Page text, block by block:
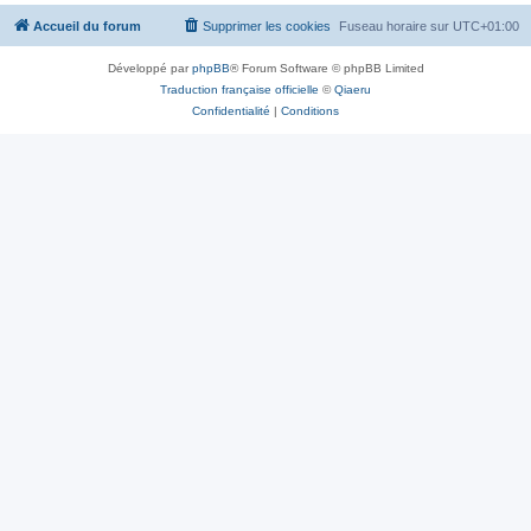
Accueil du forum Fuseau horaire sur UTC+01:00
Supprimer les cookies
Développé parphpBB® Forum Software © phpBB Limited
Traduction française officielle ©Qiaeru
Confidentialité | Conditions